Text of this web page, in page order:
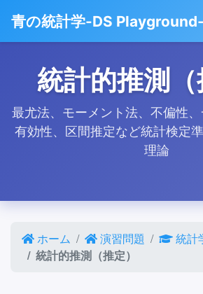
青の統計学-DS Playground-
統計的推測（
最尤法、モーメント法、不偏性、
有効性、区間推定など統計検定
理論
ホーム 演習問題
統計
統計的推測（推定）